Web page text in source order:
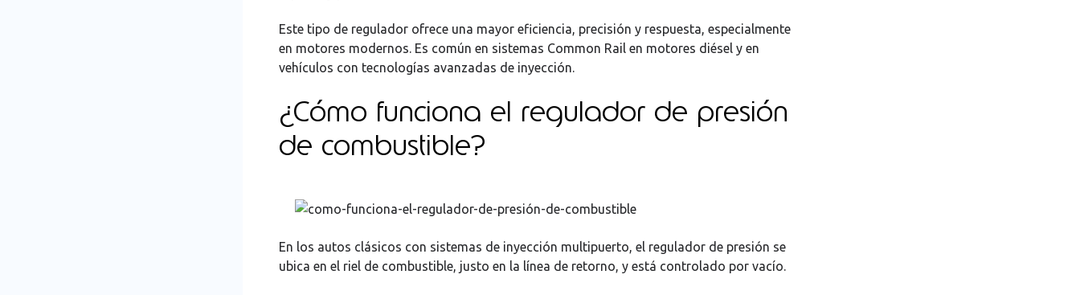
Este tipo de regulador ofrece una mayor eficiencia, precisión y respuesta, especialmente
en motores modernos. Es común en sistemas Common Rail en motores diésel y en
vehículos con tecnologías avanzadas de inyección.
¿Cómo funciona el regulador de presión
de combustible?
En los autos clásicos con sistemas de inyección multipuerto, el regulador de presión se
ubica en el riel de combustible, justo en la línea de retorno, y está controlado por vacío.